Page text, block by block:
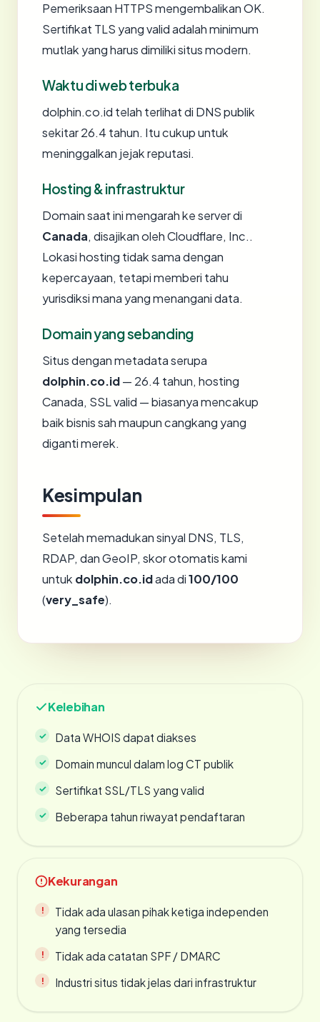
Pemeriksaan HTTPS mengembalikan OK.
Sertifikat TLS yang valid adalah minimum
mutlak yang harus dimiliki situs modern.
Waktu di web terbuka
dolphin.co.id telah terlihat di DNS publik
sekitar 26.4 tahun. Itu cukup untuk
meninggalkan jejak reputasi.
Hosting & infrastruktur
Domain saat ini mengarah ke server di
Canada, disajikan oleh Cloudflare, Inc..
Lokasi hosting tidak sama dengan
kepercayaan, tetapi memberi tahu
yurisdiksi mana yang menangani data.
Domain yang sebanding
Situs dengan metadata serupa
dolphin.co.id— 26.4 tahun, hosting
Canada, SSL valid — biasanya mencakup
baik bisnis sah maupun cangkang yang
diganti merek.
Kesimpulan
Setelah memadukan sinyal DNS, TLS,
RDAP, dan GeoIP, skor otomatis kami
untuk dolphin.co.idada di100/100
(very_safe).
Kelebihan
Data WHOIS dapat diakses
Domain muncul dalam log CT publik
Sertifikat SSL/TLS yang valid
Beberapa tahun riwayat pendaftaran
Kekurangan
Tidak ada ulasan pihak ketiga independen
yang tersedia
Tidak ada catatan SPF / DMARC
Industri situs tidak jelas dari infrastruktur